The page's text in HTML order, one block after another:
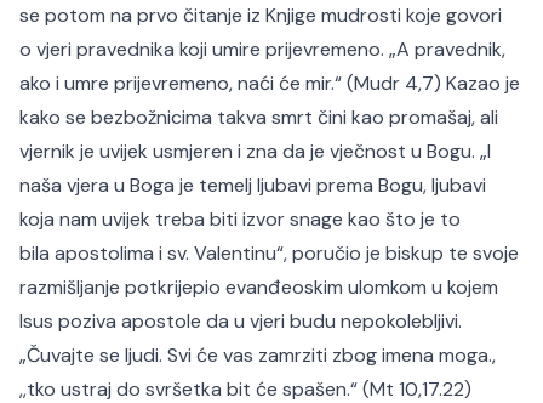
se potom na prvo čitanje iz Knjige mudrosti koje govori
o vjeri pravednika koji umire prijevremeno. „A pravednik,
ako i umre prijevremeno, naći će mir.“ (Mudr 4,7) Kazao je
kako se bezbožnicima takva smrt čini kao promašaj, ali
vjernik je uvijek usmjeren i zna da je vječnost u Bogu. „I
naša vjera u Boga je temelj ljubavi prema Bogu, ljubavi
koja nam uvijek treba biti izvor snage kao što je to
bila apostolima i sv. Valentinu“, poručio je biskup te svoje
razmišljanje potkrijepio evanđeoskim ulomkom u kojem
Isus poziva apostole da u vjeri budu nepokolebljivi.
„Čuvajte se ljudi. Svi će vas zamrziti zbog imena moga.,
,,tko ustraj do svršetka bit će spašen.“ (Mt 10,17.22)